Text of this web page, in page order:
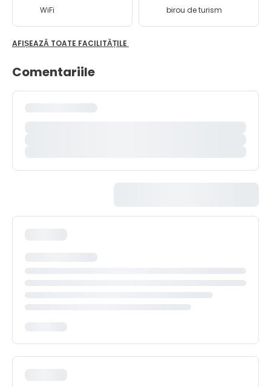
WiFi birou de turism
AFIȘEAZĂ TOATE FACILITĂȚILE
Comentariile